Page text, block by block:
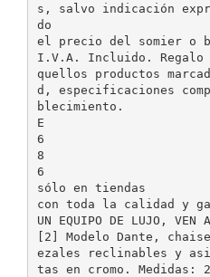
s, salvo indicación
do
el precio del somier o
I.V.A. Incluido.
quellos productos
d, especificaciones
blecimiento.
E
6
8
6
sólo en tiendas
con toda la calidad y
UN EQUIPO DE LUJO, VEN A
[2] Modelo Dante,
ezales reclinables y
tas en cromo. Medidas: